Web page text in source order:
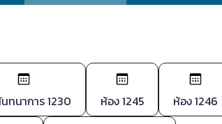
ทนาการ 1230 ห้อง 1245 ห้อง 1246